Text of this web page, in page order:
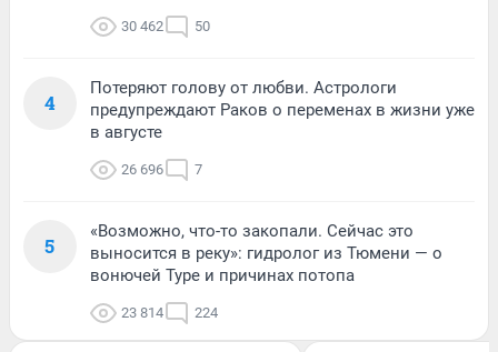
30 462 50
4
Потеряют голову от любви. Астрологи
предупреждают Раков о переменах в жизни уже
в августе
26 696 7
5
«Возможно, что-то закопали. Сейчас это
выносится в реку»: гидролог из Тюмени — о
вонючей Туре и причинах потопа
23 814 224